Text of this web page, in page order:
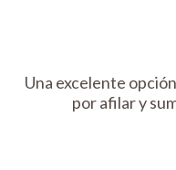
Una excelente
por afilar y